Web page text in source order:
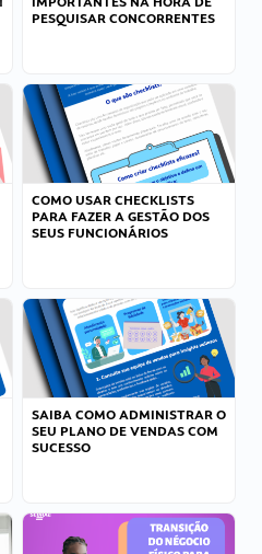
PESQUISAR CONCORRENTES
COMO USAR CHECKLISTS
PARA FAZER A GESTÃO DOS
SEUS FUNCIONÁRIOS
SAIBA COMO ADMINISTRAR O
SEU PLANO DE VENDAS COM
SUCESSO